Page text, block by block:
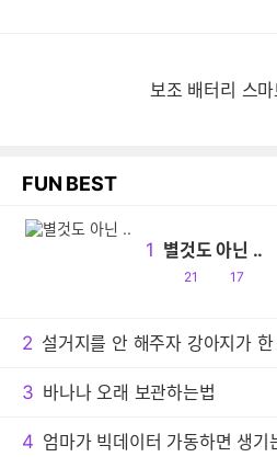
보조 배터리 스
FUN BEST
1 별것도 아닌 ..
공
21
댓
17
2
3 바나나 오래 보관하는법
4 엄마가 빅데이터 가동하면 생기